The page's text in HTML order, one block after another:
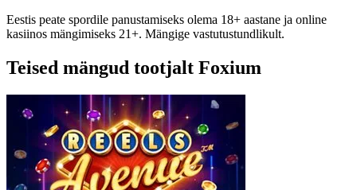
Eestis peate spordile panustamiseks olema 18+ aastane ja online
kasiinos mängimiseks 21+. Mängige vastutustundlikult.
Teised mängud tootjalt Foxium